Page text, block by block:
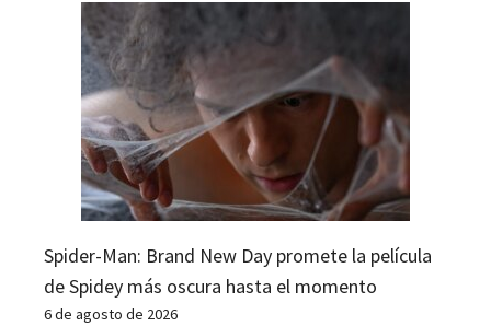
Spider-Man: Brand New Day promete la película
de Spidey más oscura hasta el momento
6 de agosto de 2026